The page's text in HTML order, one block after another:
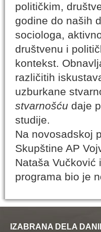
političkim,
godine do naših
sociologa,
društvenu i
kontekst.
različitih
uzburkane
stvarnošću daje
studije.
Na novosadskoj
Skupštine AP
Nataša
programa bio je
IZABRANA DELA